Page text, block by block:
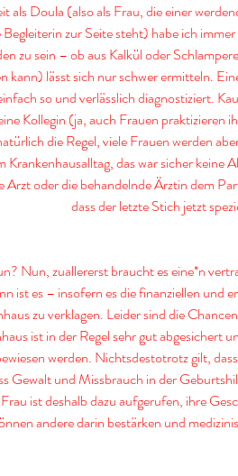
als Doula (also als Frau, die einer
zur Seite steht) habe ich
zu sein – ob aus Kalkül oder
kann) lässt sich nur schwer ermitteln.
so und verlässlich diagnostiziert.
Kollegin (ja, auch Frauen praktizieren
die Regel, viele Frauen werden
Krankenhausalltag, das war sicher
Arzt oder die behandelnde Ärztin dem
dass der letzte Stich jetzt
Nun, zuallererst braucht es eine*n
ist es – insofern es die finanziellen und
zu verklagen. Leider sind die
ist in der Regel sehr gut abgesichert
werden. Nichtsdestotrotz gilt,
Gewalt und Missbrauch in der
ist deshalb dazu aufgerufen, ihre
andere darin bestärken und